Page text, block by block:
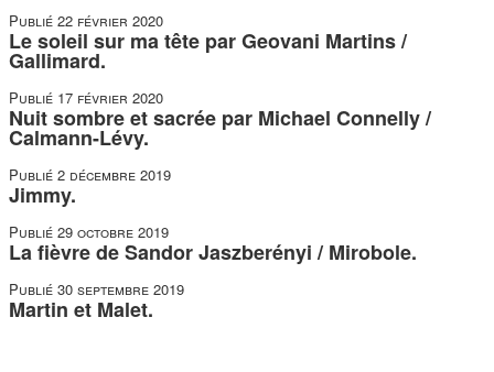
Publié 22 février 2020
Le soleil sur ma tête par Geovani Martins /
Gallimard.
Publié 17 février 2020
Nuit sombre et sacrée par Michael Connelly /
Calmann-Lévy.
Publié 2 décembre 2019
Jimmy.
Publié 29 octobre 2019
La fièvre de Sandor Jaszberényi / Mirobole.
Publié 30 septembre 2019
Martin et Malet.